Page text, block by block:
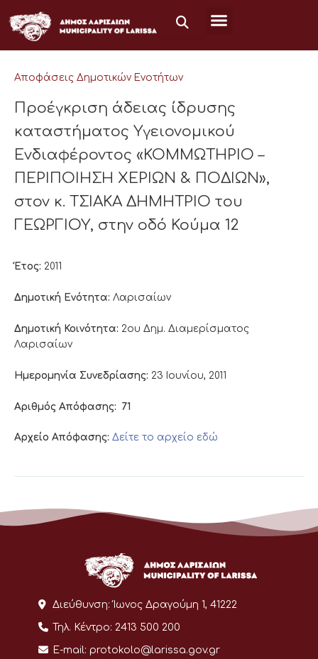
στο
περιεχόμενο
Αποφάσεις Δημοτικών Ενοτήτων
Προέγκριση άδειας ίδρυσης
καταστήματος Υγειονομικού
Ενδιαφέροντος «ΚΟΜΜΩΤΗΡΙΟ –
ΠΕΡΙΠΟΙΗΣΗ ΧΕΡΙΩΝ & ΠΟΔΙΩΝ»,
στον κ. ΤΣΙΑΚΑ ΔΗΜΗΤΡΙΟ του
ΓΕΩΡΓΙΟΥ, στην οδό Κούμα 12
Έτος: 2011
Δημοτική Ενότητα: Λαρισαίων
Δημοτική Κοινότητα: 2ου Δημ. Διαμερίσματος
Λαρισαίων
Ημερομηνία Συνεδρίασης: 23 Ιουνίου, 2011
Αριθμός Απόφασης: 71
Αρχείο Απόφασης: Δείτε το αρχείο εδώ
Διεύθυνση: Ίωνος Δραγούμη 1, 41222
Τηλ. Κέντρο: 2413 500 200
E-mail: protokolo@larissa.gov.gr